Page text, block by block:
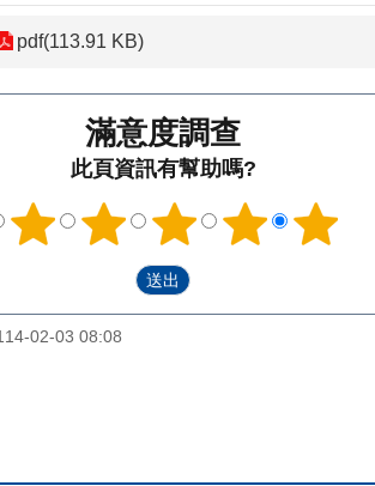
pdf(113.91 KB)
滿意度調查
此頁資訊有幫助嗎?
02-03 08:08